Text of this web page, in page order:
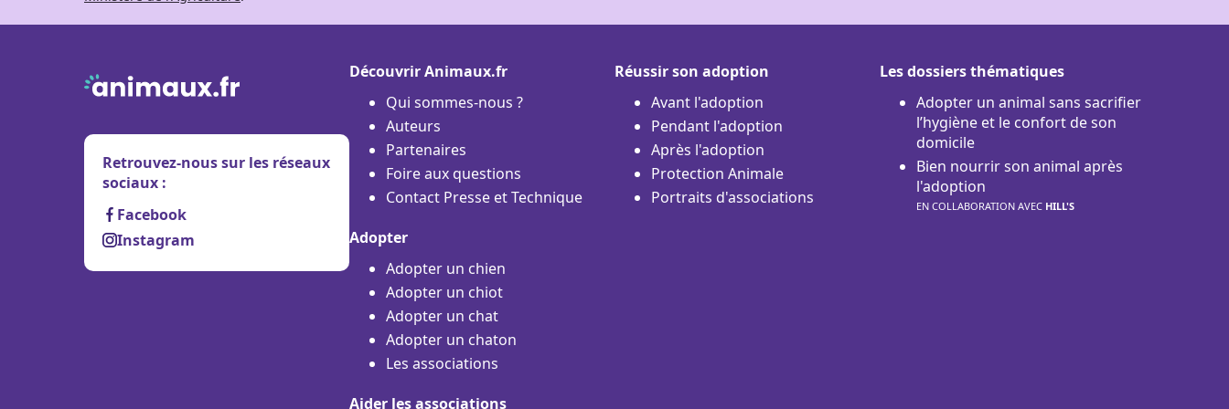
Retrouvez-nous sur les réseaux
sociaux :
Facebook
Instagram
Découvrir Animaux.fr
Qui sommes-nous ?
Auteurs
Partenaires
Foire aux questions
Contact Presse et Technique
Adopter
Adopter un chien
Adopter un chiot
Adopter un chat
Adopter un chaton
Les associations
Aider les associations
Réussir son adoption
Avant l'adoption
Pendant l'adoption
Après l'adoption
Protection Animale
Portraits d'associations
Les dossiers thématiques
Adopter un animal sans sacrifier
l’hygiène et le confort de son
domicile
Bien nourrir son animal après
l'adoption
EN COLLABORATION AVEC HILL'S